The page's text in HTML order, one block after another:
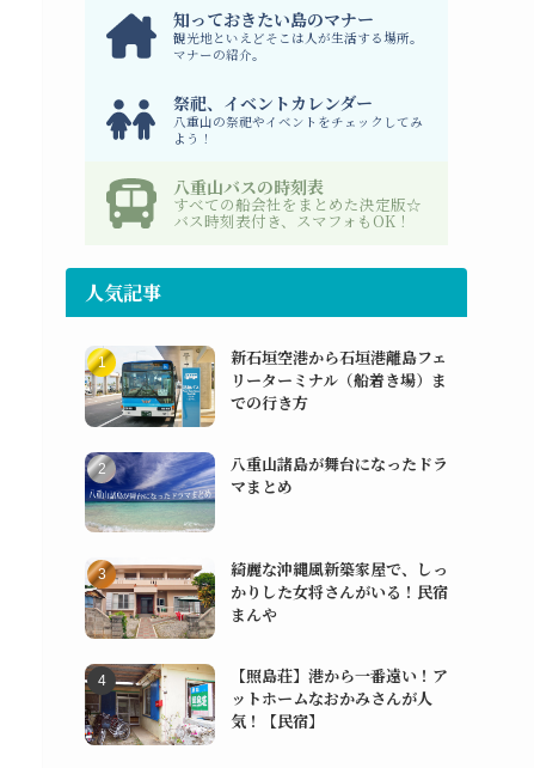
知っておきたい島のマナー
観光地といえどそこは人が生活する場所。
マナーの紹介。
祭祀、イベントカレンダー
八重山の祭祀やイベントをチェックしてみ
よう！
八重山バスの時刻表
すべての船会社をまとめた決定版☆
バス時刻表付き、スマフォもOK！
人気記事
新石垣空港から石垣港離島フェ
リーターミナル（船着き場）ま
での行き方
八重山諸島が舞台になったドラ
マまとめ
綺麗な沖縄風新築家屋で、しっ
かりした女将さんがいる！民宿
まんや
【照島荘】港から一番遠い！ア
ットホームなおかみさんが人
気！【民宿】